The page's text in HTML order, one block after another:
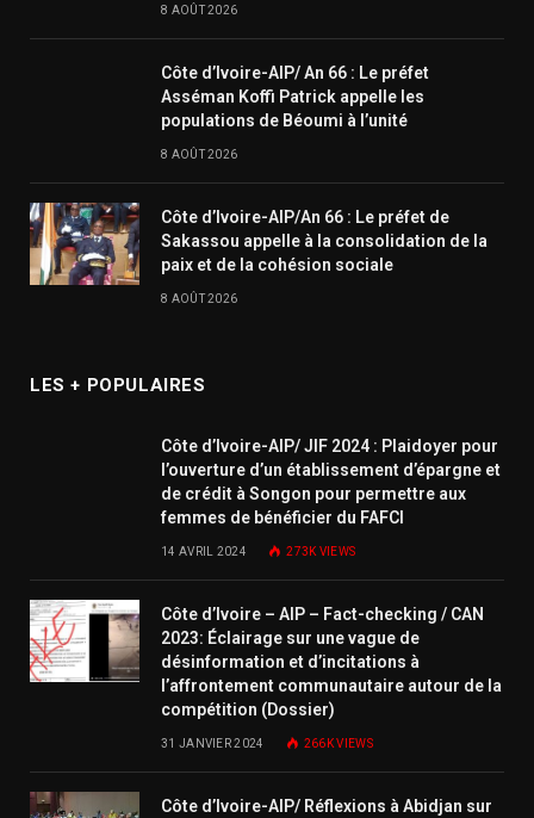
8 AOÛT 2026
Côte d’Ivoire-AIP/ An 66 : Le préfet
Asséman Koffi Patrick appelle les
populations de Béoumi à l’unité
8 AOÛT 2026
Côte d’Ivoire-AIP/An 66 : Le préfet de
Sakassou appelle à la consolidation de la
paix et de la cohésion sociale
8 AOÛT 2026
LES + POPULAIRES
Côte d’Ivoire-AIP/ JIF 2024 : Plaidoyer pour
l’ouverture d’un établissement d’épargne et
de crédit à Songon pour permettre aux
femmes de bénéficier du FAFCI
14 AVRIL 2024 273K VIEWS
Côte d’Ivoire – AIP – Fact-checking / CAN
2023: Éclairage sur une vague de
désinformation et d’incitations à
l’affrontement communautaire autour de la
compétition (Dossier)
31 JANVIER 2024 266KVIEWS
Côte d’Ivoire-AIP/ Réflexions à Abidjan sur